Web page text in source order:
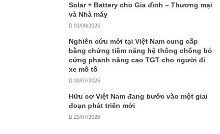
Solar + Battery cho Gia đình – Thương mại
và Nhà máy
01/08/2026
Nghiên cứu mới tại Việt Nam cung cấp
bằng chứng tiềm năng hệ thống chống bó
cứng phanh nâng cao TGT cho người đi
xe mô tô
30/07/2026
Hữu cơ Việt Nam đang bước vào một giai
đoạn phát triển mới
29/07/2026